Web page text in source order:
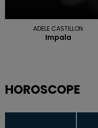
ADELE CASTILLON
Impala
HOROSCOPE